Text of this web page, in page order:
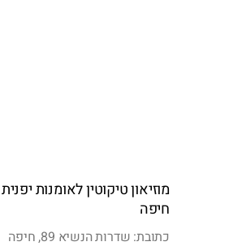
מוזיאון טיקוטין לאומנות יפנית
חיפה
כתובת: שדרות הנשיא 89, חיפה